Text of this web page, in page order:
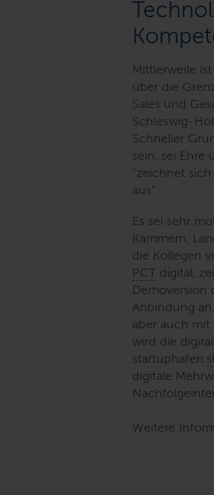
Mittlerweile
über die
Sales und
Schleswig-
Schneller
sein, sei Ehre
"zeichnet
aus" .
Es sei sehr
Kammern,
die Kollegen
PCT digital,
Demoversion
Anbindung
aber auch
wird die
startuphafen.
digitale
Weitere